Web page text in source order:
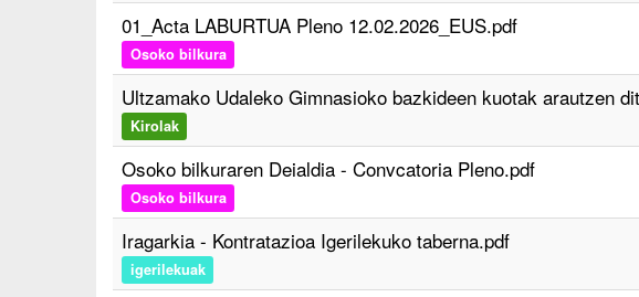
01_Acta LABURTUA Pleno 12.02.2026_EUS.pdf
Osoko bilkura
Ultzamako Udaleko Gimnasioko bazkideen kuotak arautzen
Kirolak
Osoko bilkuraren Deialdia - Convcatoria Pleno.pdf
Osoko bilkura
Iragarkia - Kontratazioa Igerilekuko taberna.pdf
igerilekuak